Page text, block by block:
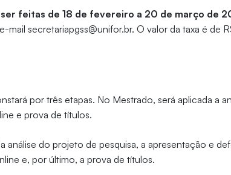
feitas de 18 de fevereiro a 20 de março de
mail secretariapgss@unifor.br. O valor da taxa é de
por três etapas. No Mestrado, será aplicada a
e prova de títulos.
análise do projeto de pesquisa, a apresentação e
e, por último, a prova de títulos.